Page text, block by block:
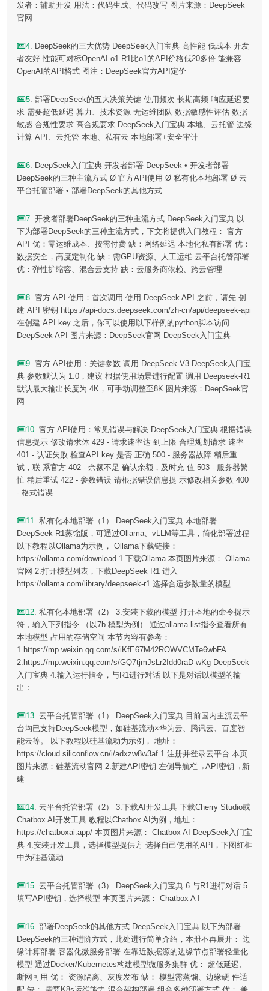
发者：辅助开发 用法：代码生成、代码改写 图片来源：DeepSeek
官网
4. DeepSeek的三大优势 DeepSeek入门宝典 高性能 低成本 开发
者友好 性能可对标OpenAI o1 R1比o1的API价格低20多倍 能兼容
OpenAI的API格式 图注：DeepSeek官方API定价
5. 部署DeepSeek的五大决策关键 使用频次 长期高频 响应延迟要
求 需要超低延迟 算力、技术资源 无运维团队 数据敏感性评估 数据
敏感 合规性要求 高合规要求 DeepSeek入门宝典 本地、云托管 边缘
计算 API、云托管 本地、私有云 本地部署+安全审计
6. DeepSeek入门宝典 开发者部署 DeepSeek • 开发者部署
DeepSeek的三种主流方式 Ø 官方API使用 Ø 私有化本地部署 Ø 云
平台托管部署 • 部署DeepSeek的其他方式
7. 开发者部署DeepSeek的三种主流方式 DeepSeek入门宝典 以
下为部署DeepSeek的三种主流方式，下文将提供入门教程： 官方
API 优：零运维成本、按需付费 缺：网络延迟 本地化私有部署 优：
数据安全，高度定制化 缺：需GPU资源、人工运维 云平台托管部署
优：弹性扩缩容、混合云支持 缺：云服务商依赖、跨云管理
8. 官方 API 使用：首次调用 使用 DeepSeek API 之前，请先 创
建 API 密钥 https://api-docs.deepseek.com/zh-cn/api/deepseek-api
在创建 API key 之后，你可以使用以下样例的python脚本访问
DeepSeek API 图片来源：DeepSeek官网 DeepSeek入门宝典
9. 官方 API使用：关键参数 调用 DeepSeek-V3 DeepSeek入门宝
典 参数默认为 1.0，建议 根据使用场景进行配置 调用 Deepseek-R1
默认最大输出长度为 4K，可手动调整至8K 图片来源：DeepSeek官
网
10. 官方 API使用：常见错误与解决 DeepSeek入门宝典 根据错误
信息提示 修改请求体 429 - 请求速率达 到上限 合理规划请求 速率
401 - 认证失败 检查API key 是否 正确 500 - 服务器故障 稍后重
试，联 系官方 402 - 余额不足 确认余额，及时充 值 503 - 服务器繁
忙 稍后重试 422 - 参数错误 请根据错误信息提 示修改相关参数 400
- 格式错误
11. 私有化本地部署（1） DeepSeek入门宝典 本地部署
DeepSeek-R1蒸馏版，可通过Ollama、vLLM等工具，简化部署过程
以下教程以Ollama为示例， Ollama下载链接：
https://ollama.com/download 1.下载Ollama 本页图片来源： Ollama
官网 2.打开模型列表，下载DeepSeek R1 进入
https://ollama.com/library/deepseek-r1 选择合适参数量的模型
12. 私有化本地部署（2） 3.安装下载的模型 打开本地的命令提示
符，输入下列指令 （以7b 模型为例） 通过ollama list指令查看所有
本地模型 占用的存储空间 本节内容有参考：
1.https://mp.weixin.qq.com/s/iKfE67M42ROWVCMTe6wbFA
2.https://mp.weixin.qq.com/s/GQ7tjmJsLr2Idd0raD-wKg DeepSeek
入门宝典 4.输入运行指令，与R1进行对话 以下是对话以模型的输
出：
13. 云平台托管部署（1） DeepSeek入门宝典 目前国内主流云平
台均已支持DeepSeek模型，如硅基流动×华为云、腾讯云、百度智
能云等。 以下教程以硅基流动为示例， 地址：
https://cloud.siliconflow.cn/i/adxzw8w3af 1.注册并登录云平台 本页
图片来源：硅基流动官网 2.新建API密钥 左侧导航栏→API密钥→新
建
14. 云平台托管部署（2） 3.下载AI开发工具 下载Cherry Studio或
Chatbox AI开发工具 教程以Chatbox AI为例，地址：
https://chatboxai.app/ 本页图片来源： Chatbox AI DeepSeek入门宝
典 4.安装开发工具，选择模型提供方 选择自己使用的API，下图红框
中为硅基流动
15. 云平台托管部署（3） DeepSeek入门宝典 6.与R1进行对话 5.
填写API密钥，选择模型 本页图片来源： Chatbox A I
16. 部署DeepSeek的其他方式 DeepSeek入门宝典 以下为部署
DeepSeek的三种进阶方式，此处进行简单介绍，本册不再展开： 边
缘计算部署 容器化微服务部署 在靠近数据源的边缘节点部署轻量化
模型 通过Docker/Kubernetes构建模型微服务集群 优： 超低延迟、
断网可用 优： 资源隔离、灰度发布 缺： 模型需蒸馏、边缘硬 件适